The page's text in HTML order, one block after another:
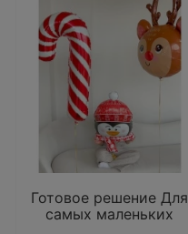
Готовое решение Для
самых маленьких